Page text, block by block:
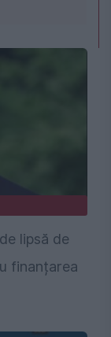
lipsă de
finanțarea